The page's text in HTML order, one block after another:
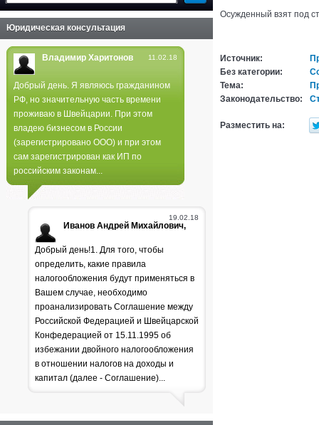
Полиция не нашла следов
поджога в лесах края
Генпрокуратура
раскритиковала положение
дел в лесной отрасли
Юридическая консультация
11.02.18
Владимир Харитонов
Добрый день. Я являюсь гражданином
РФ, но значительную часть времени
проживаю в Швейцарии. При этом
владею бизнесом в России
(зарегистрировано ООО) и при этом
сам зарегистрирован как ИП по
российским законам...
19.02.18
Иванов Андрей Михайлович,
Добрый день!1. Для того, чтобы
определить, какие правила
налогообложения будут применяться в
Вашем случае, необходимо
проанализировать Соглашение между
Российской Федерацией и Швейцарской
Конфедерацией от 15.11.1995 об
избежании двойного налогообложения
в отношении налогов на доходы и
капитал (далее - Соглашение)...
Осужденный взят под
Источник:
Без категории:
Тема:
Законодательство:
Разместить на: